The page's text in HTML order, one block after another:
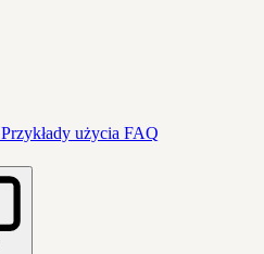
Przykłady użycia FAQ